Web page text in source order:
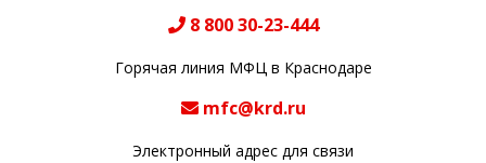
8 800 30-23-444
Горячая линия МФЦ в Краснодаре
mfc@krd.ru
Электронный адрес для связи